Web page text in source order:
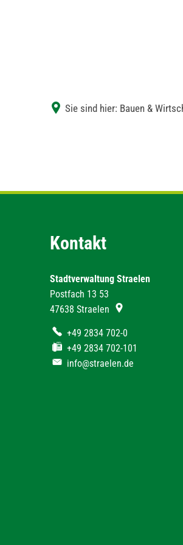
Sie sind hier: Bauen &
Thematik
Kontakt
Stadtverwaltung Straelen
Postfach 13 53
47638 Straelen
+49 2834 702-0
+49 2834 702-101
info@straelen.de